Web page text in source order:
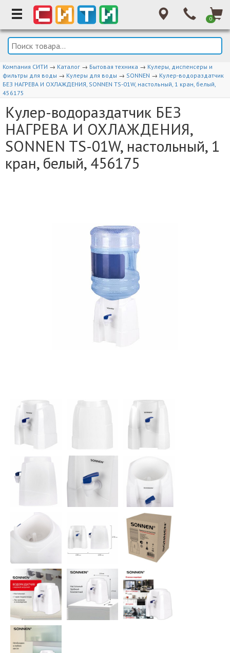
0
Компания СИТИ → Каталог → Бытовая техника → Кулеры, диспенсеры и
фильтры для воды → Кулеры для воды → SONNEN → Кулер-водораздатчик
БЕЗ НАГРЕВА И ОХЛАЖДЕНИЯ, SONNEN TS-01W, настольный, 1 кран, белый,
456175
Кулер-водораздатчик БЕЗ
НАГРЕВА И ОХЛАЖДЕНИЯ,
SONNEN TS-01W, настольный, 1
кран, белый, 456175